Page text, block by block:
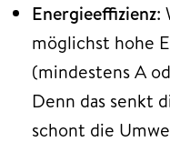
Energieeffizienz:
möglichst hohe
(mindestens A
Denn das senkt
schont die